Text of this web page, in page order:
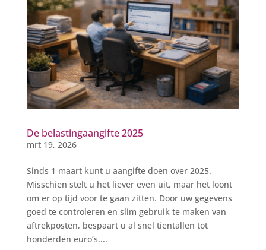
De belastingaangifte 2025
mrt 19, 2026
Sinds 1 maart kunt u aangifte doen over 2025.
Misschien stelt u het liever even uit, maar het loont
om er op tijd voor te gaan zitten. Door uw gegevens
goed te controleren en slim gebruik te maken van
aftrekposten, bespaart u al snel tientallen tot
honderden euro’s....